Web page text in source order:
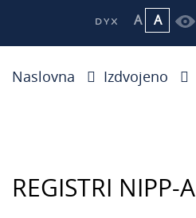
A A
Naslovna Izdvojeno
REGISTRI NIPP-A